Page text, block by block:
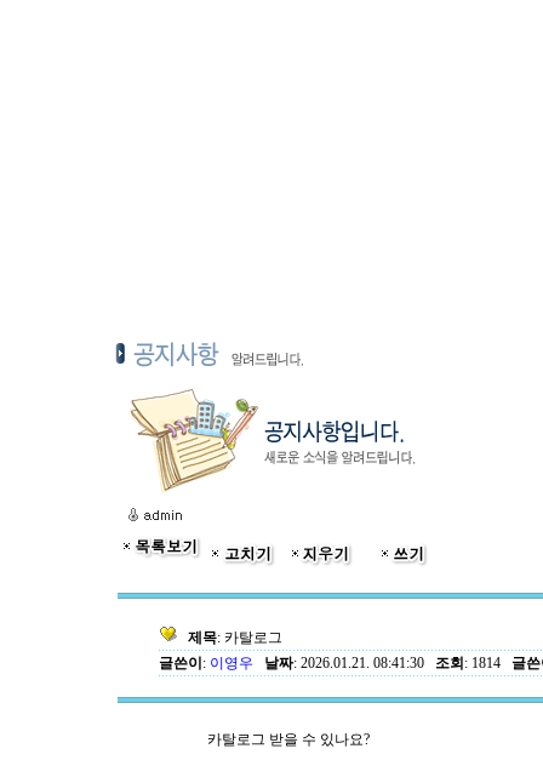
제목: 카탈로그
글쓴이 : 이영우 날짜: 2026.01.21. 08:41:30 조회 : 1814 글
카탈로그 받을 수 있나요?